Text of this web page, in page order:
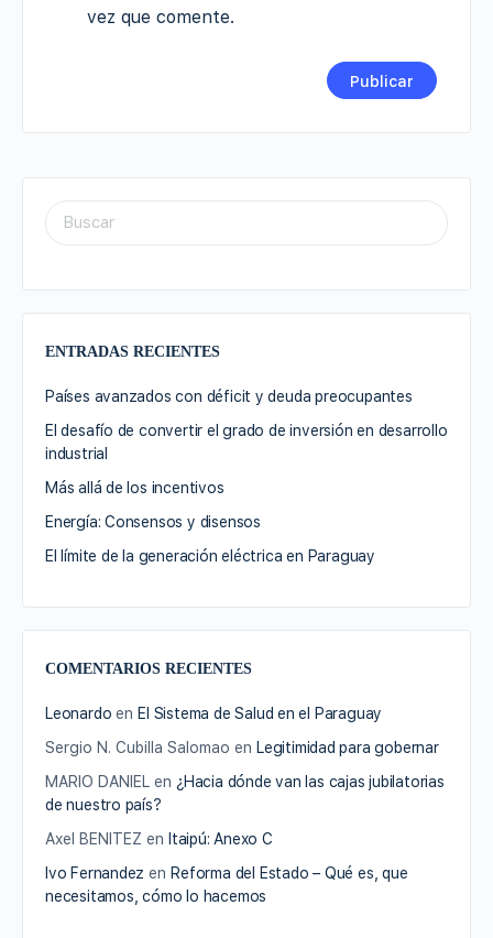
vez que comente.
ENTRADAS RECIENTES
Países avanzados con déficit y deuda preocupantes
El desafío de convertir el grado de inversión en desarrollo
industrial
Más allá de los incentivos
Energía: Consensos y disensos
El límite de la generación eléctrica en Paraguay
COMENTARIOS RECIENTES
Leonardo enEl Sistema de Salud en el Paraguay
Sergio N. Cubilla Salomao en Legitimidad para gobernar
MARIO DANIEL en ¿Hacia dónde van las cajas jubilatorias
de nuestro país?
Axel BENITEZ en Itaipú: Anexo C
Ivo Fernandez enReforma del Estado – Qué es, que
necesitamos, cómo lo hacemos